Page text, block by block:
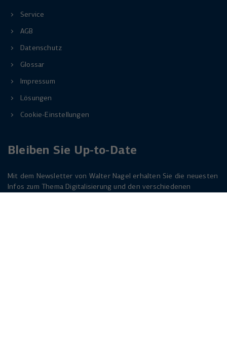
Service
AGB
Datenschutz
Glossar
Impressum
Lösungen
Cookie-Einstellungen
Bleiben Sie Up-to-Date
Mit dem Newsletter von Walter Nagel erhalten Sie die neuesten
Infos zum Thema Digitalisierung und den verschiedenen